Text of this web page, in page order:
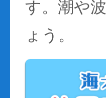
す。潮や
ょう。